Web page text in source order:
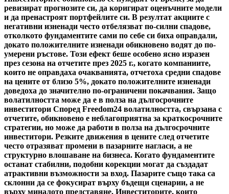
ревизират прогнозите си, да коригират оценъчните модели
и да пренастроят портфейлите си. В резултат акциите с
негативни изненади често отбелязват по-силни спадове,
отколкото фундаментите сами по себе си биха оправдали,
докато положителните изненади обикновено водят до по-
умерени ръстове. Този ефект беше особено ясно изразен
през сезона на отчетите през 2025 г., когато компаниите,
които не оправдаха очакванията, отчетоха средни спадове
на цените от близо 5%, докато положителните изненади
доведоха до значително по-ограничени покачвания. Защо
волатилността може да е в полза на дългосрочните
инвеститори Според Freedom24 волатилността, свързана с
отчетите, обикновено е неблагоприятна за краткосрочните
стратегии, но може да работи в полза на дългосрочните
инвеститори. Резките движения в цените след отчетите
често отразяват промени в пазарните нагласи, а не
структурно влошаване на бизнеса. Когато фундаментите
останат стабилни, подобни корекции могат да създадат
атрактивни възможности за вход. Пазарите също така са
склонни да се фокусират върху бъдещи сценарии, а не
върху миналото представяне. Инвеститорите, които